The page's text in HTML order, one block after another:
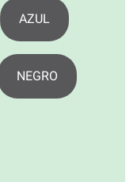
AZUL
NEGRO